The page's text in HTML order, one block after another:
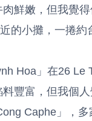
鮮嫩，但我覺
的小攤，一捲
Hoa」在26
豐富，但我個人
Caphe」，